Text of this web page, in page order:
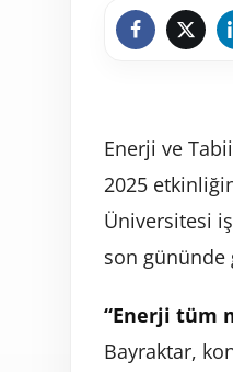
Enerji ve
2025
Üniversitesi
son gününde
“Enerji tüm
Bayraktar,